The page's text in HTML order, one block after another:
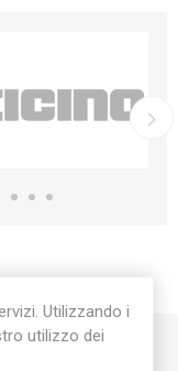
Utilizzando i
utilizzo dei